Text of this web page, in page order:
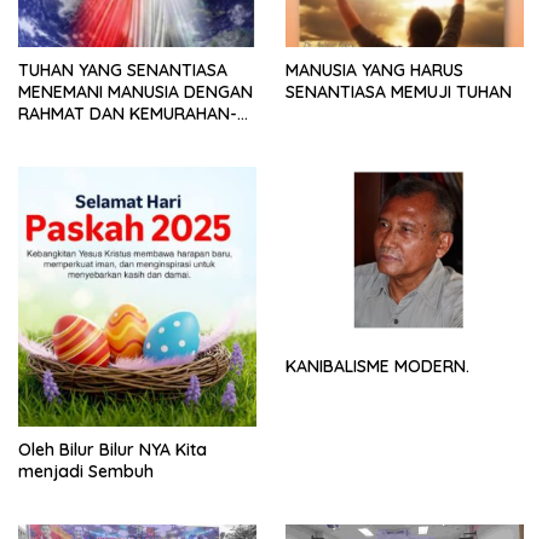
TUHAN YANG SENANTIASA
MENEMANI MANUSIA DENGAN
RAHMAT DAN KEMURAHAN-
MANUSIA YANG HARUS
SENANTIASA MEMUJI TUHAN
Oleh Bilur Bilur NYA Kita
menjadi Sembuh
KANIBALISME MODERN.